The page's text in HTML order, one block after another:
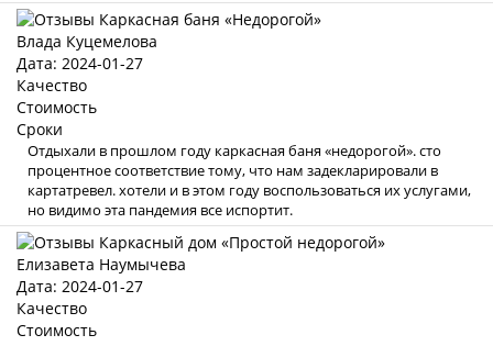
Влада Куцемелова
Дата: 2024-01-27
Качество
Стоимость
Сроки
Отдыхали в прошлом году каркасная баня «недорогой». сто
процентное соответствие тому, что нам задекларировали в
картатревел. хотели и в этом году воспользоваться их услугами,
но видимо эта пандемия все испортит.
Елизавета Наумычева
Дата: 2024-01-27
Качество
Стоимость